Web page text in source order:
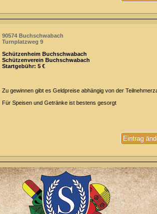
90574 Buchschwabach
Turnplatzweg 9
Schützenheim Buchschwabach
Schützenverein Buchschwabach
Startgebühr: 5 €
Zu gewinnen gibt es Geldpreise abhängig von der
Für Speisen und Getränke ist bestens gesorgt
Eintrag